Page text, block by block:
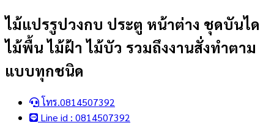
Skip
content
ไม้แปรรูปวงกบ ประตู หน้าต่าง ชุดบันได
ไม้พื้น ไม้ฝ้า ไม้บัว รวมถึงงานสั่งทำตาม
แบบทุกชนิด
โทร.0814507392
Line id : 0814507392